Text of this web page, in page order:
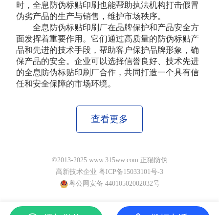
时，全息防伪标贴印刷也能帮助执法机构打击假冒
伪劣产品的生产与销售，维护市场秩序。
全息防伪标贴印刷厂在品牌保护和产品安全方
面发挥着重要作用。它们通过高质量的防伪标贴产
品和先进的技术手段，帮助客户保护品牌形象，确
保产品的安全。企业可以选择信誉良好、技术先进
的全息防伪标贴印刷厂合作，共同打造一个具有信
任和安全保障的市场环境。
查看更多
©2013-2025 www.315ww.com 正猫防伪
高新技术企业 粤ICP备15033101号-3
粤公网安备 44010502002032号